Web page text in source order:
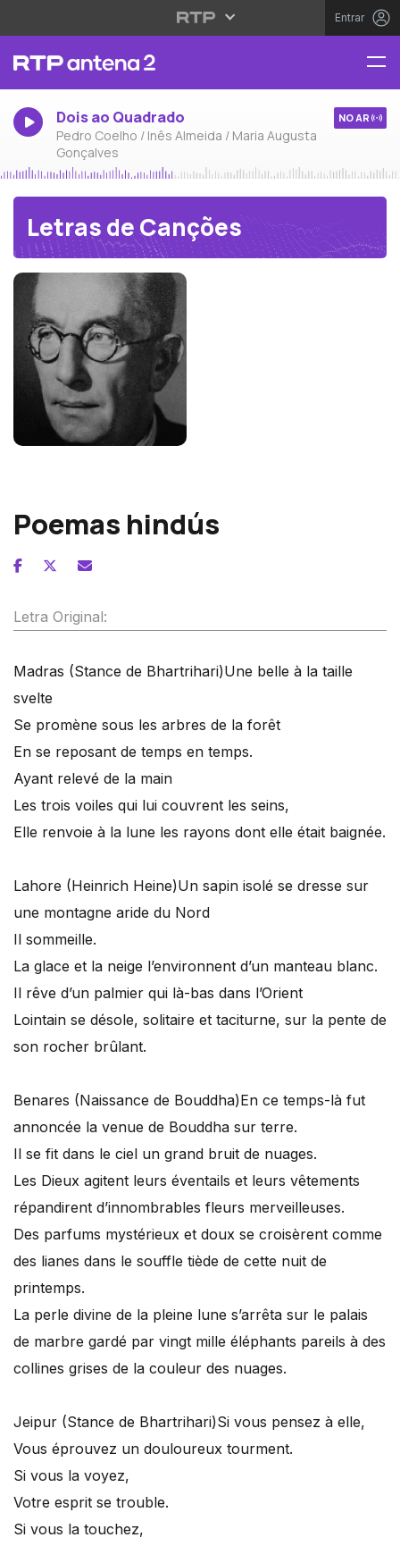
Entrar
Dois ao Quadrado
Pedro Coelho / Inês Almeida / Maria Augusta
Gonçalves
NO AR
Letras de Canções
Poemas hindús
Letra Original:
Madras (Stance de Bhartrihari)Une belle à la taille
svelte
Se promène sous les arbres de la forêt
En se reposant de temps en temps.
Ayant relevé de la main
Les trois voiles qui lui couvrent les seins,
Elle renvoie à la lune les rayons dont elle était baignée.
Lahore (Heinrich Heine)Un sapin isolé se dresse sur
une montagne aride du Nord
Il sommeille.
La glace et la neige l’environnent d’un manteau blanc.
Il rêve d’un palmier qui là-bas dans l’Orient
Lointain se désole, solitaire et taciturne, sur la pente de
son rocher brûlant.
Benares (Naissance de Bouddha)En ce temps-là fut
annoncée la venue de Bouddha sur terre.
Il se fit dans le ciel un grand bruit de nuages.
Les Dieux agitent leurs éventails et leurs vêtements
répandirent d’innombrables fleurs merveilleuses.
Des parfums mystérieux et doux se croisèrent comme
des lianes dans le souffle tiède de cette nuit de
printemps.
La perle divine de la pleine lune s’arrêta sur le palais
de marbre gardé par vingt mille éléphants pareils à des
collines grises de la couleur des nuages.
Jeipur (Stance de Bhartrihari)Si vous pensez à elle,
Vous éprouvez un douloureux tourment.
Si vous la voyez,
Votre esprit se trouble.
Si vous la touchez,